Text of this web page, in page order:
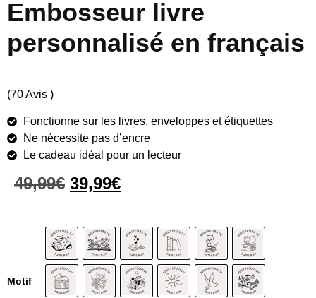
Embosseur livre
personnalisé en français
(70 Avis )
Fonctionne sur les livres, enveloppes et étiquettes
Ne nécessite pas d’encre
Le cadeau idéal pour un lecteur
49,99€ 39,99€
Motif